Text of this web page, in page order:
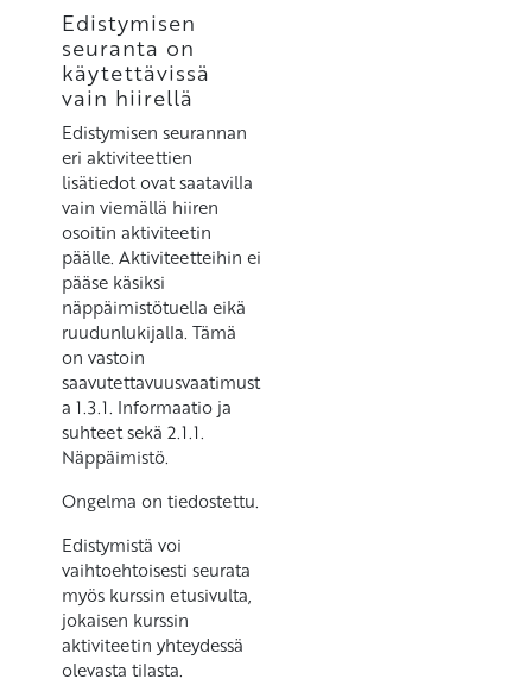
Edistymisen
seuranta on
käytettävissä
vain hiirellä
Edistymisen seurannan
eri aktiviteettien
lisätiedot ovat saatavilla
vain viemällä hiiren
osoitin aktiviteetin
päälle. Aktiviteetteihin ei
pääse käsiksi
näppäimistötuella eikä
ruudunlukijalla. Tämä
on vastoin
saavutettavuusvaatimust
a 1.3.1. Informaatio ja
suhteet sekä 2.1.1.
Näppäimistö.
Ongelma on tiedostettu.
Edistymistä voi
vaihtoehtoisesti seurata
myös kurssin etusivulta,
jokaisen kurssin
aktiviteetin yhteydessä
olevasta tilasta.